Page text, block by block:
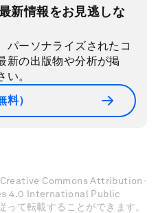
新情報をお見逃しな
パーソナライズされたコ
新の出版物や分析が掲
。
料）
Creative Commons Attribution-
4.0 International Public
て転載することができます。